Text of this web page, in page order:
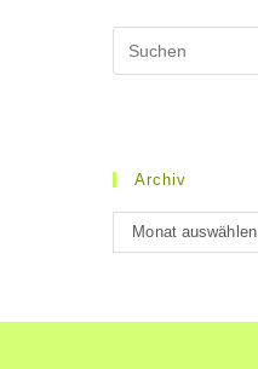
Archiv
Archiv
Monat auswählen